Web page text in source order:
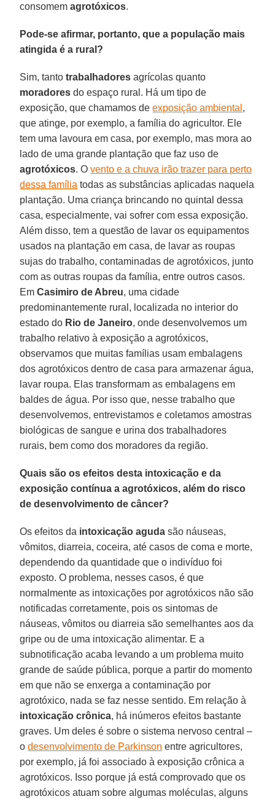
consomemagrotóxicos.
Pode-se afirmar, portanto, que a população mais
atingida é a rural?
Sim, tantotrabalhadores agrícolas quanto
moradores do espaço rural. Há um tipo de
exposição, que chamamos deexposição ambiental ,
que atinge, por exemplo, a família do agricultor. Ele
tem uma lavoura em casa, por exemplo, mas mora ao
lado de uma grande plantação que faz uso de
agrotóxicos. Ovento e a chuva irão trazer para perto
dessa família todas as substâncias aplicadas naquela
plantação. Uma criança brincando no quintal dessa
casa, especialmente, vai sofrer com essa exposição.
Além disso, tem a questão de lavar os equipamentos
usados na plantação em casa, de lavar as roupas
sujas do trabalho, contaminadas de agrotóxicos, junto
com as outras roupas da família, entre outros casos.
EmCasimiro de Abreu, uma cidade
predominantemente rural, localizada no interior do
estado do Rio de Janeiro, onde desenvolvemos um
trabalho relativo à exposição a agrotóxicos,
observamos que muitas famílias usam embalagens
dos agrotóxicos dentro de casa para armazenar água,
lavar roupa. Elas transformam as embalagens em
baldes de água. Por isso que, nesse trabalho que
desenvolvemos, entrevistamos e coletamos amostras
biológicas de sangue e urina dos trabalhadores
rurais, bem como dos moradores da região.
Quais são os efeitos desta intoxicação e da
exposição contínua a agrotóxicos, além do risco
de desenvolvimento de câncer?
Os efeitos da intoxicação aguda são náuseas,
vômitos, diarreia, coceira, até casos de coma e morte,
dependendo da quantidade que o indivíduo foi
exposto. O problema, nesses casos, é que
normalmente as intoxicações por agrotóxicos não são
notificadas corretamente, pois os sintomas de
náuseas, vômitos ou diarreia são semelhantes aos da
gripe ou de uma intoxicação alimentar. E a
subnotificação acaba levando a um problema muito
grande de saúde pública, porque a partir do momento
em que não se enxerga a contaminação por
agrotóxico, nada se faz nesse sentido. Em relação à
intoxicação crônica, há inúmeros efeitos bastante
graves. Um deles é sobre o sistema nervoso central –
odesenvolvimento de Parkinson entre agricultores,
por exemplo, já foi associado à exposição crônica a
agrotóxicos. Isso porque já está comprovado que os
agrotóxicos atuam sobre algumas moléculas, alguns